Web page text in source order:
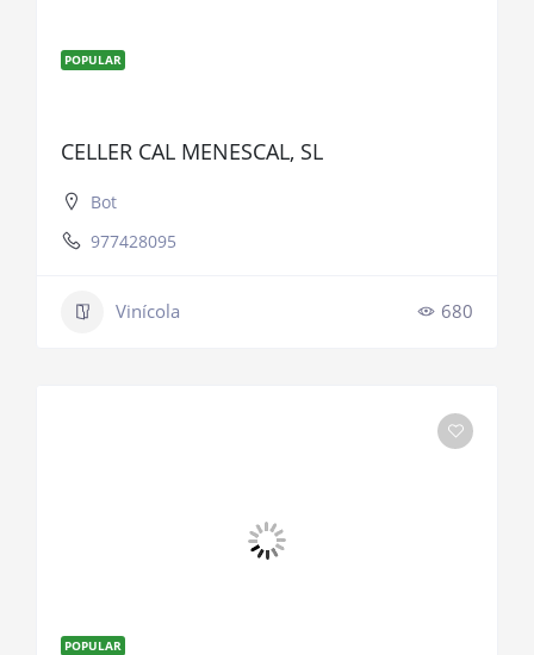
POPULAR
CELLER CAL MENESCAL, SL
Bot
977428095
Vinícola 680
POPULAR